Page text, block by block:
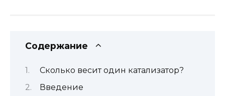
Содержание
Сколько весит один катализатор?
Введение